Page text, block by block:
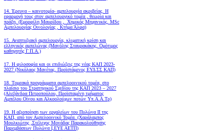
14. Έρευνα – καινοτομία- αμπελουργία ακριβείας. Η
εφαρμογή τους στον αμπελουργικό τομέα , θεωρία και
πράξη. (Εμορφίλη Μαυρίδου , Χημικός Μηχανικός, MSc
Αμπελουργίας Οινολογίας , Κτήμα Άλφα)
15. Αναπτυξιακή αμπελουργία, κλιματική κρίση και
ελληνικός αμπελώνας (Μανόλης Σταυρακάκης, Ομότιμος
καθηγητής Γ.Π.Α.)
17. Η φιλοσοφία και οι επιδιώξεις της νέας ΚΑΠ 2023-
2027 (Νικόλαος Μανέτας, Προϊστάμενος ΕΥΔ ΣΣ ΚΑΠ)
18. Tομεακά προγράμματα αμπελοοινικού τομέα, στο
πλαίσιο του Στρατηγικού Σχεδίου της ΚΑΠ 2023 – 2027
(Αλεξάνδρα Πετροπούλου, Προϊσταμένη τμήματος
Αμπέλου Οίνου και Αλκοολούχων ποτών Υπ.Α.Α.Τρ)
19. Η αξιοποίηση των εργαλείων του Πυλώνα ΙΙ της
ΚΑΠ, από τον Αμπελοοινικό Τομέα. (Χαράλαμπος
Μουλκιώτης ,Στέλεχος Μονάδας Παρακολούθησης
Παρεμβάσεων Πυλώνα Ι,ΕΥΕ ΑΕΤΠ)